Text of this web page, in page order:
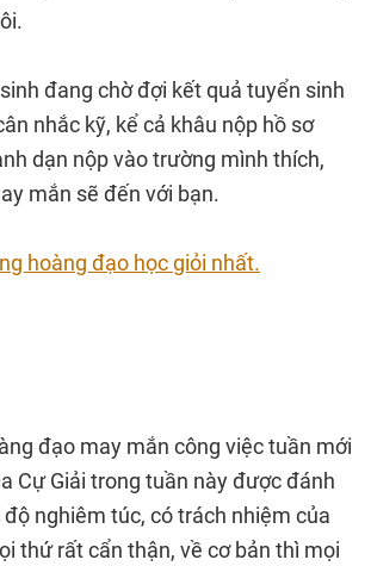
đang chờ đợi kết quả tuyển sinh
nhắc kỹ, kể cả khâu nộp hồ sơ
dạn nộp vào trường mình thích,
mắn sẽ đến với bạn.
hoàng đạo học giỏi nhất.
đạo may mắn công việc tuần mới
Cự Giải trong tuần này được đánh
nghiêm túc, có trách nhiệm của
thứ rất cẩn thận, về cơ bản thì mọi